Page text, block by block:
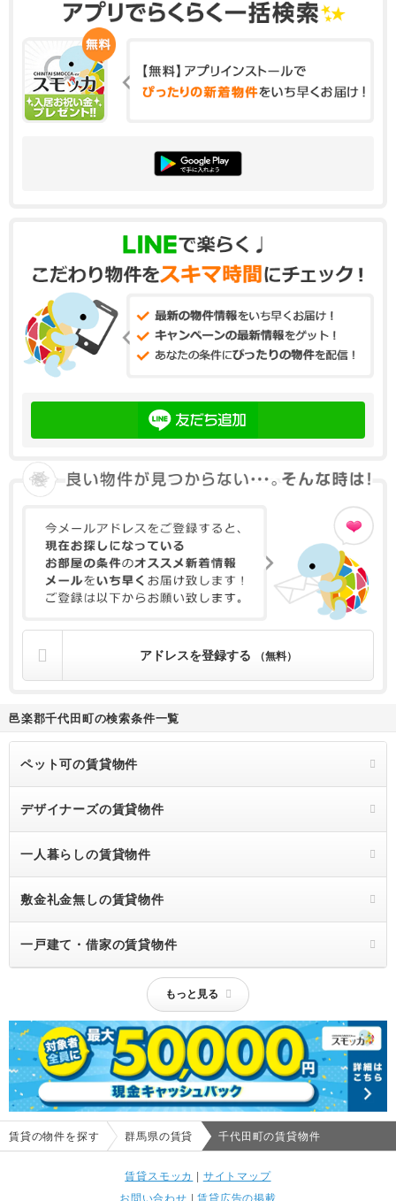
アドレスを登録する （無料）
邑楽郡千代田町の検索条件一覧
ペット可の賃貸物件
デザイナーズの賃貸物件
一人暮らしの賃貸物件
敷金礼金無しの賃貸物件
一戸建て・借家の賃貸物件
もっと見る
賃貸の物件を探す 群馬県の賃貸 千代田町の賃貸物件
賃貸スモッカ | サイトマップ
お問い合わせ |賃貸広告の掲載